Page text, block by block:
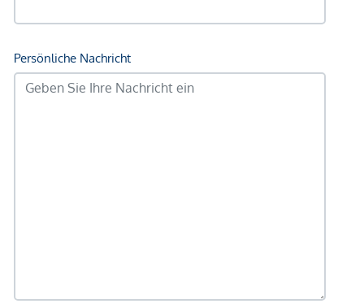
Der Vermittler ist als Doppelmakler tätig.
*Der Vertrag kommt nicht mit der INFINA Credit Broker